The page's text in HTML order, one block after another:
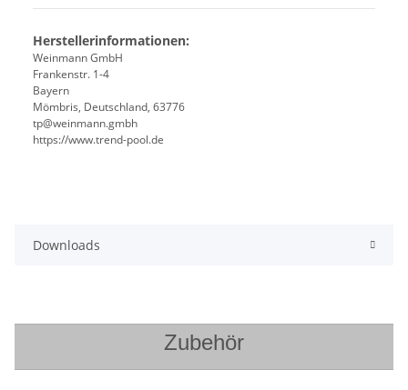
Herstellerinformationen:
Weinmann GmbH
Frankenstr. 1-4
Bayern
Mömbris, Deutschland, 63776
tp@weinmann.gmbh
https://www.trend-pool.de
Downloads
Zubehör